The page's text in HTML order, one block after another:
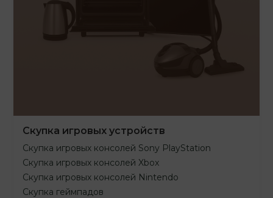
Скупка игровых устройств
Скупка игровых консолей Sony PlayStation
Скупка игровых консолей Xbox
Скупка игровых консолей Nintendo
Скупка геймпадов